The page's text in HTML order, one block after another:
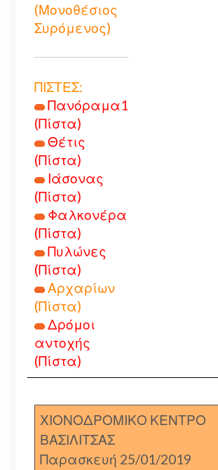
(Μονοθέσιος
Συρόμενος)
ΠΙΣΤΕΣ:
Πανόραμα1
(Πίστα)
Θέτις
(Πίστα)
Ιάσονας
(Πίστα)
Φαλκονέρα
(Πίστα)
Πυλώνες
(Πίστα)
Αρχαρίων
(Πίστα)
Δρόμοι
αντοχής
(Πίστα)
ΧΙΟΝΟΔΡΟΜΙΚΟ ΚΕΝΤΡΟ
ΒΑΣΙΛΙΤΣΑΣ
Παρασκευή 25/01/2019